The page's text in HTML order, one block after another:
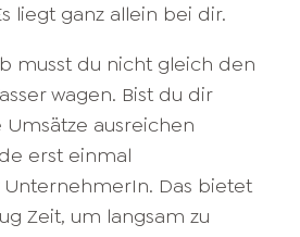
liegt ganz allein bei dir.
musst du nicht gleich den
wagen. Bist du dir
ausreichen
erst einmal
Das bietet
Zeit, um langsam zu